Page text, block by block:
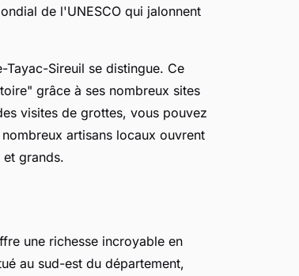
de l'UNESCO qui jalonnent
Sireuil se distingue. Ce
grâce à ses nombreux sites
visites de grottes, vous pouvez
artisans locaux ouvrent
grands.
une richesse incroyable en
au sud-est du département,